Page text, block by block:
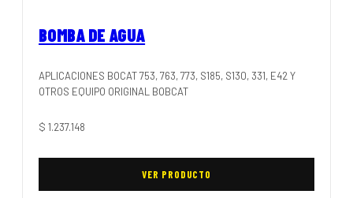
BOMBA DE AGUA
APLICACIONES BOCAT 753, 763, 773, S185, S130, 331, E42 Y
OTROS EQUIPO ORIGINAL BOBCAT
$ 1.237.148
VER PRODUCTO